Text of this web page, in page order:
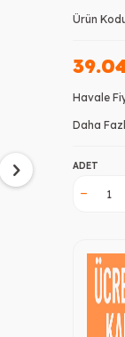
Ürün
Havale
Daha
ADET